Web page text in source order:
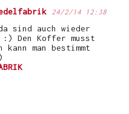
24/2/14 12:38
sind auch wieder
Den Koffer musst
man bestimmt